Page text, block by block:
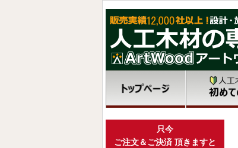
只今
ご注文＆ご決済 頂きますと